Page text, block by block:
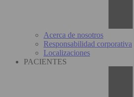
Acerca de nosotros
Responsabilidad corporativa
Localizaciones
PACIENTES